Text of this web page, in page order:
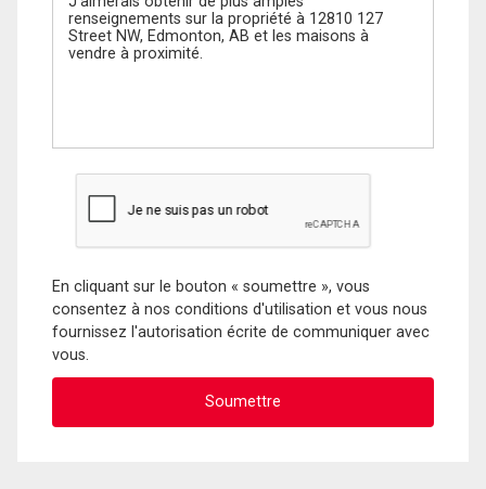
En cliquant sur le bouton « soumettre », vous
consentez à nos conditions d'utilisation et vous nous
fournissez l'autorisation écrite de communiquer avec
vous.